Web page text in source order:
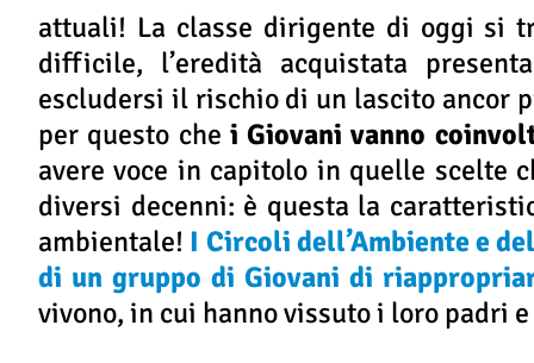
attuali! La classe dirigente di oggi si
difficile, l’eredità acquistata
escludersi il rischio di un lascito ancor
per questo che i Giovani vanno
avere voce in capitolo in quelle scelte
diversi decenni: è questa la
ambientale! I Circoli dell’Ambiente e
di un gruppo di Giovani di
vivono, in cui hanno vissuto i loro padri